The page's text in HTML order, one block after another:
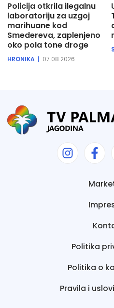
Policija otkrila ilegalnu
laboratoriju za uzgoj
marihuane kod
Smedereva, zaplenjeno
oko pola tone droge
HRONIKA 07.08.2026
Politika
Politika o
Pravila i